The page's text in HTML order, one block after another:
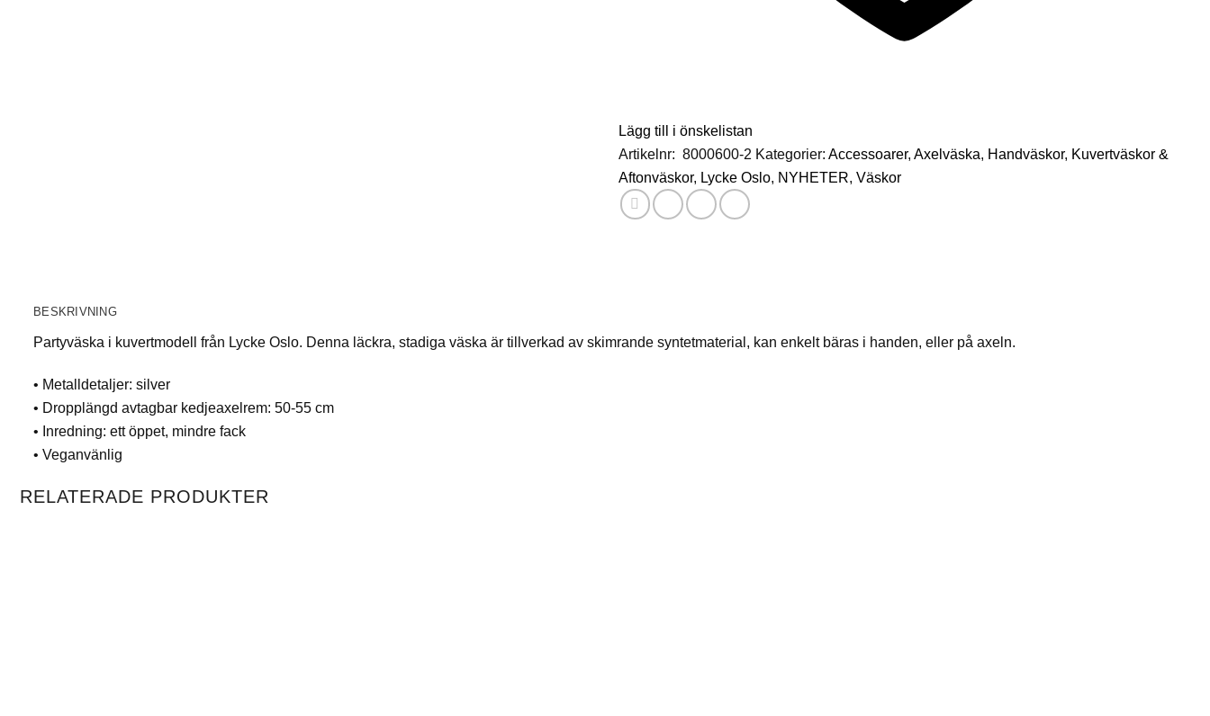
Lägg till i önskelistan
Artikelnr: 8000600-2 Kategorier: Accessoarer, Axelväska, Handväskor, Kuvertväskor &
Aftonväskor, Lycke Oslo, NYHETER, Väskor
BESKRIVNING
Partyväska i kuvertmodell från Lycke Oslo. Denna läckra, stadiga väska är tillverkad av skimrande syntetmaterial, kan enkelt bäras i handen, eller på axeln.
• Metalldetaljer: silver
• Dropplängd avtagbar kedjeaxelrem: 50-55 cm
• Inredning: ett öppet, mindre fack
• Veganvänlig
RELATERADE PRODUKTER